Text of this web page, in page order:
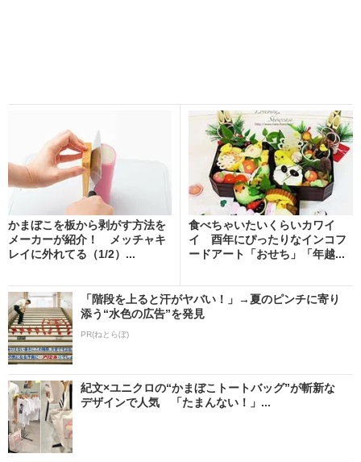
かまぼこを板から剥がす方法を
メーカーが紹介！ メッチャキ
レイに外れてる（1/2）...
食べちゃいたいくらいカワイ
イ 酉年にぴったりなインコフ
ードアート「おせち」「年越...
「階段を上ると汗がヤバい！」→夏のピンチに寄り
添う“水色の広告”を発見
PR(ねとらぼ)
紀文×ユニクロの“かまぼこトートバッグ”が斬新な
デザインで人気 「たまんない！」...